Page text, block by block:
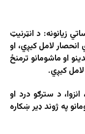
زیانونه: د انټرنیټ
لامل کیږي، او
او ماشومانو ترمنځ
کیږي.
د سترګو درد او
په ژوند ډیر ښکاره